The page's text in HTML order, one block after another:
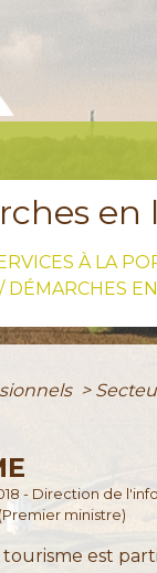
en
À LA
/ DÉMARCHES
>
- Direction de
ministre)
tourisme est